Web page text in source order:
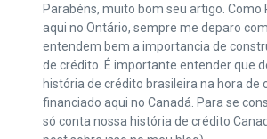
Parabéns, muito bom seu artigo. Como
aqui no Ontário, sempre me deparo
entendem bem a importancia de
de crédito. É importante entender que
história de crédito brasileira na hora de
financiado aqui no Canadá. Para se
só conta nossa história de crédito